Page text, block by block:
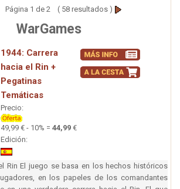
Página 1 de 2 ( 58 resultados )
WarGames
1944: Carrera
hacia el Rin +
Pegatinas
Temáticas
Precio:
49,99 € - 10% = 44,99 €
Edición:
Rin El juego se basa en los hechos históricos
en los papeles de los comandantes